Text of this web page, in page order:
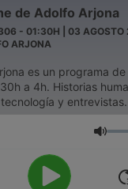
de Adolfo Arjona
- 01:30H | 03 AGOSTO
ARJONA
es un programa de
a 4h. Historias
y entrevistas.